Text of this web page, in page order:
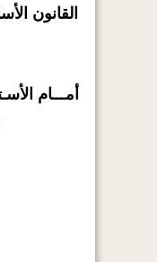
القانون
أمـــام
و